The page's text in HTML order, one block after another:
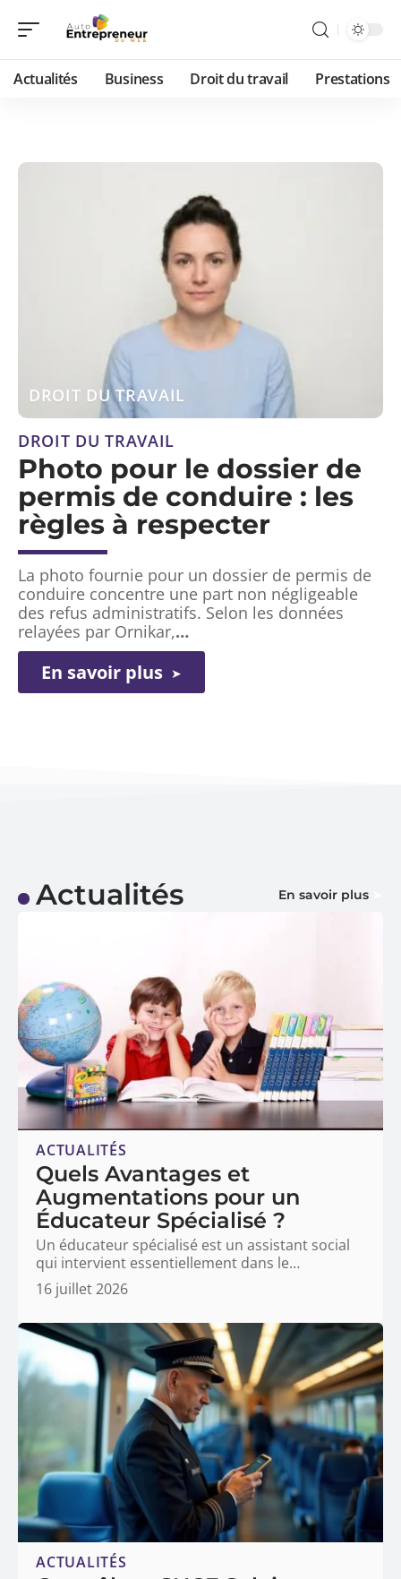
Actualités Business Droit du travail Prestations
DROIT DU TRAVAIL
DROIT DU TRAVAIL
Photo pour le dossier de
permis de conduire : les
règles à respecter
La photo fournie pour un dossier de permis de
conduire concentre une part non négligeable
des refus administratifs. Selon les données
relayées par Ornikar,…
En savoir plus
Actualités En savoir plus
ACTUALITÉS
Quels Avantages et
Augmentations pour un
Éducateur Spécialisé ?
Un éducateur spécialisé est un assistant social
qui intervient essentiellement dans le…
16 juillet 2026
ACTUALITÉS